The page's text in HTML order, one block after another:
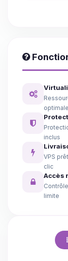
inclus
VPS
clic
Accès
limite